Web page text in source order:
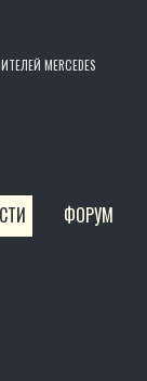
MERCEDES
ФОРУМ